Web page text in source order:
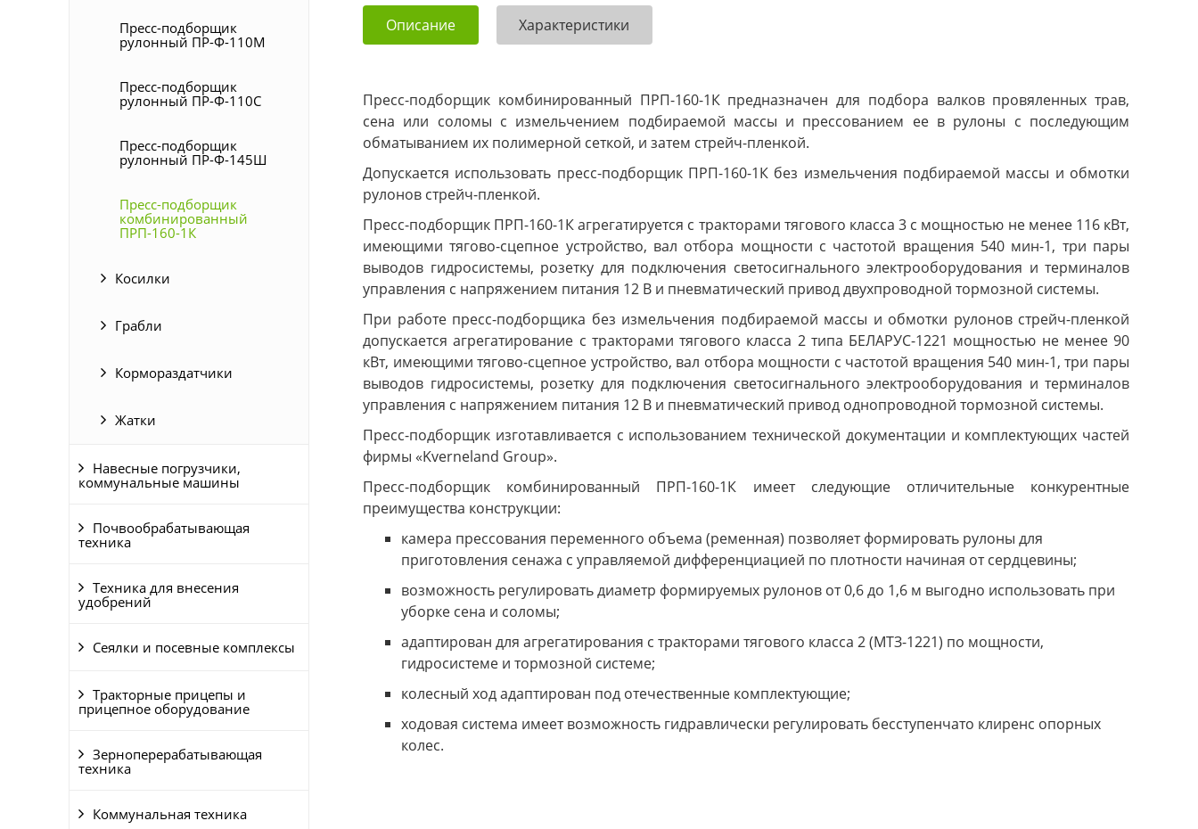
Пресс-подборщик
рулонный ПР-Ф-110М
Пресс-подборщик
рулонный ПР-Ф-110С
Пресс-подборщик
рулонный ПР-Ф-145Ш
Пресс-подборщик
комбинированный
ПРП-160-1К
Косилки
Грабли
Кормораздатчики
Жатки
Навесные погрузчики,
коммунальные машины
Почвообрабатывающая
техника
Техника для внесения
удобрений
Сеялки и посевные комплексы
Тракторные прицепы и
прицепное оборудование
Зерноперерабатывающая
техника
Коммунальная техника
Описание Характеристики
Пресс-подборщик комбинированный ПРП-160-1К предназначен для подбора валков провяленных трав,
сена или соломы с измельчением подбираемой массы и прессованием ее в рулоны с последующим
обматыванием их полимерной сеткой, и затем стрейч-пленкой.
Допускается использовать пресс-подборщик ПРП-160-1К без измельчения подбираемой массы и обмотки
рулонов стрейч-пленкой.
Пресс-подборщик ПРП-160-1К агрегатируется с тракторами тягового класса 3 с мощностью не менее 116 кВт,
имеющими тягово-сцепное устройство, вал отбора мощности с частотой вращения 540 мин-1, три пары
выводов гидросистемы, розетку для подключения светосигнального электрооборудования и терминалов
управления с напряжением питания 12 В и пневматический привод двухпроводной тормозной системы.
При работе пресс-подборщика без измельчения подбираемой массы и обмотки рулонов стрейч-пленкой
допускается агрегатирование с тракторами тягового класса 2 типа БЕЛАРУС-1221 мощностью не менее 90
кВт, имеющими тягово-сцепное устройство, вал отбора мощности с частотой вращения 540 мин-1, три пары
выводов гидросистемы, розетку для подключения светосигнального электрооборудования и терминалов
управления с напряжением питания 12 В и пневматический привод однопроводной тормозной системы.
Пресс-подборщик изготавливается c использованием технической документации и комплектующих частей
фирмы «Kverneland Group».
Пресс-подборщик комбинированный ПРП-160-1К имеет следующие отличительные конкурентные
преимущества конструкции:
камера прессования переменного объема (ременная) позволяет формировать рулоны для
приготовления сенажа с управляемой дифференциацией по плотности начиная от сердцевины;
возможность регулировать диаметр формируемых рулонов от 0,6 до 1,6 м выгодно использовать при
уборке сена и соломы;
адаптирован для агрегатирования с тракторами тягового класса 2 (МТЗ-1221) по мощности,
гидросистеме и тормозной системе;
колесный ход адаптирован под отечественные комплектующие;
ходовая система имеет возможность гидравлически регулировать бесступенчато клиренс опорных
колес.